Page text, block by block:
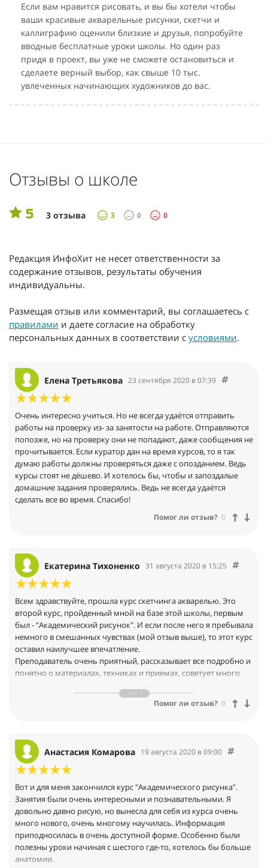
Если вам нравится рисовать, и вы бы хотели чтобы
ваши красивые акварельные рисунки, скетчи и
каллиграфию оценили близкие и друзья, попробуйте
вводные бесплатные уроки школы. Но один раз
придя в проект, вы уже не сможете остановиться и
сделаете верный выбор, как свыше 10 тыс.
увлеченных начинающих художников до вас.
Отзывы о школе
5 3 отзыва 3 0 0
Редакция ИнфоХит не несет ответственности за
содержание отзывов, результаты обучения
индивидуальны.
Размещая отзыв или комментарий, вы соглашаетесь с
правилами и даете согласие на обработку
персональных данных в соответствии с условиями.
Елена Третьякова 23 сентября 2020 в 07:39
Очень интересно учиться. Но не всегда удаётся отправить
работы на проверку из- за занятости на работе. Отправляются
попозже, но на проверку они не попадают, даже сообщения не
прочитывается. Если куратор дан на время курсов, то я так
думаю работы должны проверяться даже с опозданием. Ведь
курсы стоят не дёшево. И хотелось бы, чтобы и запоздалые
домашние задания проверялись. Ведь не всегда удаётся
сделать все во время. Спасибо!
Помог ли отзыв? 0
Екатерина Тихоненко 31 августа 2020 в 15:25
Всем здравствуйте, прошла курс скетчинга акварелью. Это
второй курс, пройденный мной на базе этой школы, первым
был - "Академический рисунок". И если после него я пребывала
немного в смешанных чувствах (мой отзыв выше), то этот курс
оставил наилучшее впечатление.
Преподаватель очень приятный, рассказывает все подробно и
понятно о материалах, техниках и приемах, советует много
Отдельно хотелось бы отметить качественную запись уроков.
Помог ли отзыв? 0
Анастасия Комарова 19 августа 2020 в 09:00
Вот и для меня закончился курс "Академического рисунка".
Занятия были очень интересными и познавательными. Я
довольно давно рисую, но вынесла для себя из курса очень
много нового, очень многому научилась. Информация
приподносилась в очень доступной форме. Особенно были
полезны уроки начиная с шестого где-то, хотелось бы больше
анатомии.